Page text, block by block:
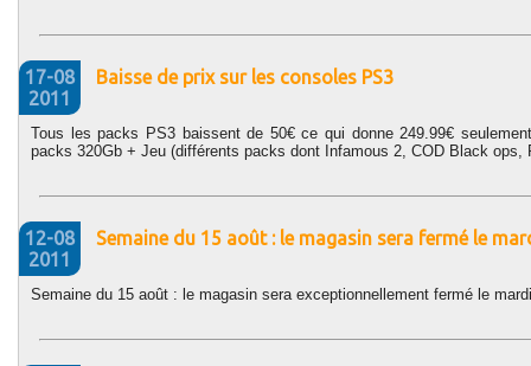
17-08
2011
Baisse de prix sur les consoles PS3
Tous les packs PS3 baissent de 50€ ce qui donne 249.99€
packs 320Gb + Jeu (différents packs dont Infamous 2, COD Black ops,
12-08
2011
Semaine du 15 août : le magasin sera fermé le
Semaine du 15 août : le magasin sera exceptionnellement fermé le